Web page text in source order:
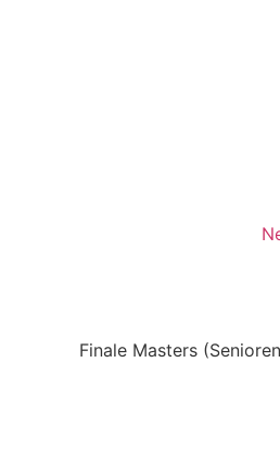
Finale Masters